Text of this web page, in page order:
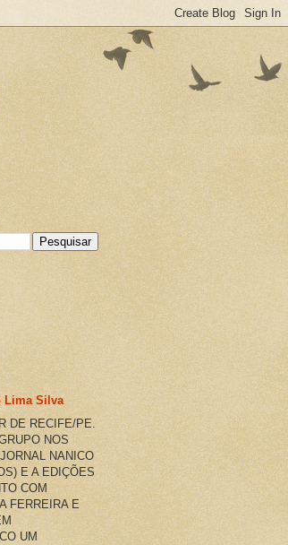
Lima Silva
DE RECIFE/PE.
NOS
NANICO
E A EDIÇÕES
COM
FERREIRA E
UM